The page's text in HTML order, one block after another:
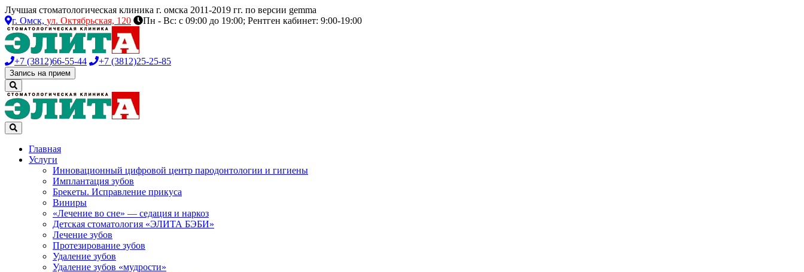
Лучшая стоматологическая клиника г. омска 2011-2019 гг. по версии gemma
г. Омск, ул. Октябрьская, 120 Пн - Вс: с 09:00 до 19:00; Рентген кабинет: 9:00-19:00
+7 (3812)66-55-44 +7 (3812)25-25-85
Запись на прием
Главная
Услуги
Инновационный цифровой центр пародонтологии и гигиены
Имплантация зубов
Брекеты. Исправление прикуса
Виниры
«Лечение во сне» — седация и наркоз
Детская стоматология «ЭЛИТА БЭБИ»
Лечение зубов
Протезирование зубов
Удаление зубов
Удаление зубов «мудрости»